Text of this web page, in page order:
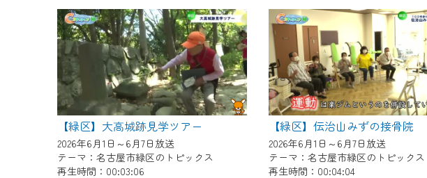
【緑区】大高城跡見学ツアー
2026年6月1日～6月7日放送
テーマ：名古屋市緑区のトピックス
再生時間：00:03:06
【緑区】伝治山みずの接骨院
2026年6月1日～6月7日放送
テーマ：名古屋市緑区のトピックス
再生時間：00:04:04